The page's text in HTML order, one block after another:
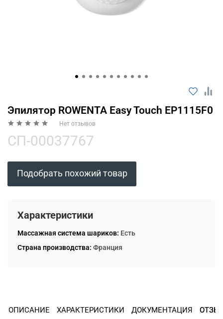
Эпилятор ROWENTA Easy Touch EP1115F0
Нет отзывов
СП-00037767
Подобрать похожий товар
Характеристики
Массажная система шариков: Есть
Страна производства: Франция
ОПИСАНИЕ ХАРАКТЕРИСТИКИ ДОКУМЕНТАЦИЯ
выбранный способом
Оставшиеся75% будут
списыватьсяс вашей карты
Подробнее
25
Остались вопросы?
8 800 302-02-51